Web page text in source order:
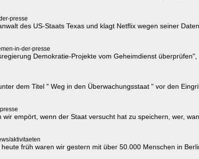
presse
des US-Staats Texas und klagt Netflix wegen seiner
in-der-presse
Demokratie-Projekte vom Geheimdienst
dem Titel " Weg in den Überwachungsstaat " vor den
empört, wenn der Staat versucht hat zu speichern, wer,
aktivitaeten
früh waren wir gestern mit über 50.000 Menschen in